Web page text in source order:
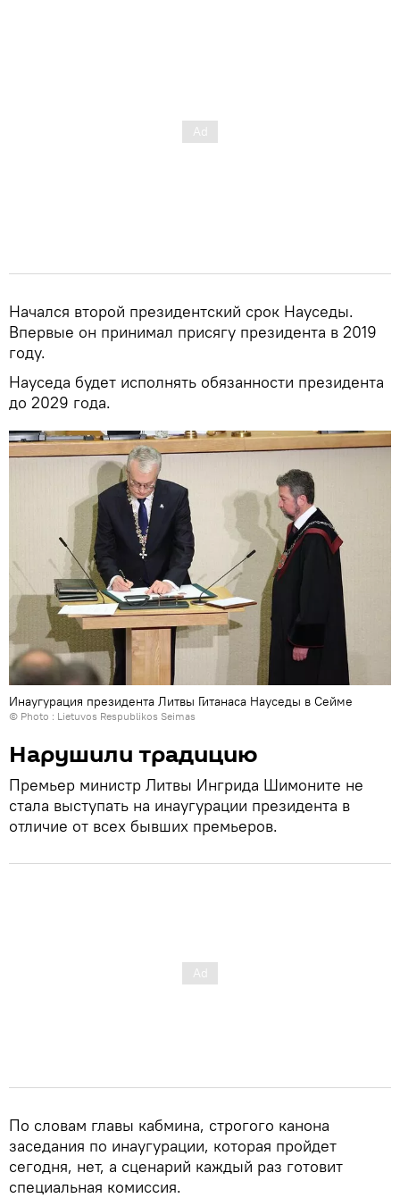
Начался второй президентский срок Науседы.
Впервые он принимал присягу президента в 2019
году.
Науседа будет исполнять обязанности президента
до 2029 года.
Инаугурация президента Литвы Гитанаса Науседы в Сейме
© Photo : Lietuvos Respublikos Seimas
Нарушили традицию
Премьер министр Литвы Ингрида Шимоните не
стала выступать на инаугурации президента в
отличие от всех бывших премьеров.
По словам главы кабмина, строгого канона
заседания по инаугурации, которая пройдет
сегодня, нет, а сценарий каждый раз готовит
специальная комиссия.